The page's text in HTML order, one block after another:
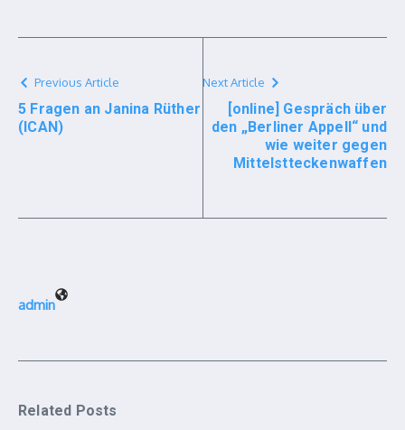
Previous Article
5 Fragen an Janina Rüther
(ICAN)
Next Article
[online] Gespräch über
den „Berliner Appell“ und
wie weiter gegen
Mittelstteckenwaffen
admin
Related Posts